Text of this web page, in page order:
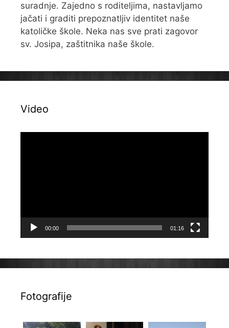
suradnje. Zajedno s roditeljima, nastavljamo
jačati i graditi prepoznatljiv identitet naše
katoličke škole. Neka nas sve prati zagovor
sv. Josipa, zaštitnika naše škole.
Video
00:00 01:16
Fotografije